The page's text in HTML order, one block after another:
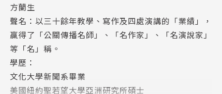
方蘭生
聲名：以三十餘年教學、寫作及四處演講的「業績」，
贏得了「公關傳播名師」、「名作家」、「名演說家」
等「名」稱。
學歷：
文化大學新聞系畢業
美國紐約聖若望大學亞洲研究所碩士